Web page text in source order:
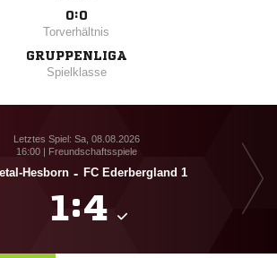
0:0
Torverhältnis
GRUPPENLIGA
Spielklasse
Letztes Spiel: Sa, 08.08.2026
16:00 | Freundschaftsspiele
Hesborn - FC Ederbergland 1
: